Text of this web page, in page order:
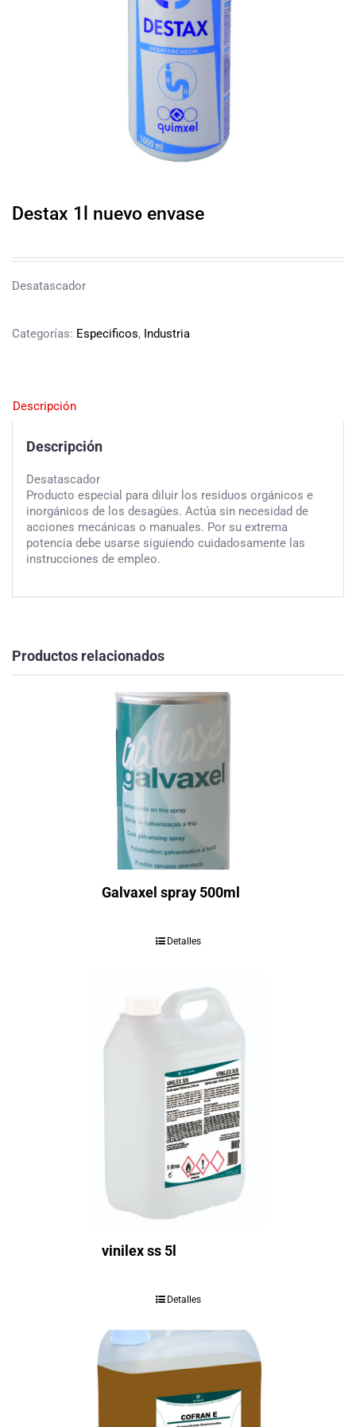
Destax 1l nuevo envase
Desatascador
Categorías: Especificos, Industria
Descripción
Descripción
Desatascador
Producto especial para diluir los residuos orgánicos e
inorgánicos de los desagües. Actúa sin necesidad de
acciones mecánicas o manuales. Por su extrema
potencia debe usarse siguiendo cuidadosamente las
instrucciones de empleo.
Productos relacionados
Galvaxel spray 500ml
Detalles
vinilex ss 5l
Detalles